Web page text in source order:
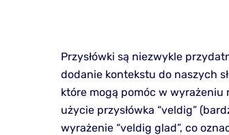
Przysłówki są niezwykle
dodanie kontekstu do naszych
które mogą pomóc w wyrażeniu
użycie przysłówka “veldig”
wyrażenie “veldig glad”, co